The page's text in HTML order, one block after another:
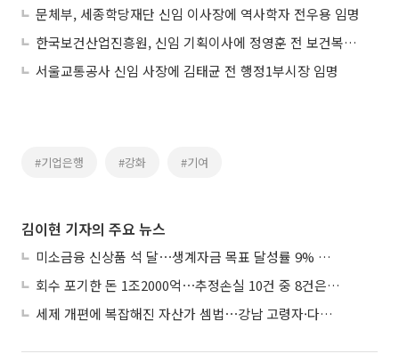
문체부, 세종학당재단 신임 이사장에 역사학자 전우용 임명
한국보건산업진흥원, 신임 기획이사에 정영훈 전 보건복지부 한의약정책관 임명
서울교통공사 신임 사장에 김태균 전 행정1부시장 임명
#기업은행 #강화 #기여
김이현 기자의 주요 뉴스
미소금융 신상품 석 달⋯생계자금 목표 달성률 9% 그쳐
회수 포기한 돈 1조2000억⋯추정손실 10건 중 8건은 기업대출
세제 개편에 복잡해진 자산가 셈법⋯강남 고령자·다주택자 ‘자산재편 고심’